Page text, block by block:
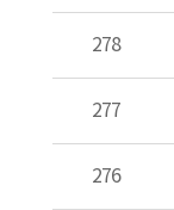
278
277
276